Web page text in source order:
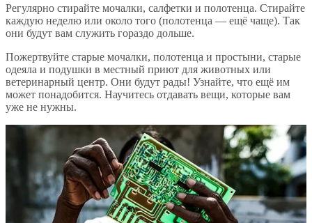
Регулярно стирайте мочалки, салфетки и полотенца. Стирайте
каждую неделю или около того (полотенца — ещё чаще). Так
они будут вам служить гораздо дольше.
Пожертвуйте старые мочалки, полотенца и простыни, старые
одеяла и подушки в местный приют для животных или
ветеринарный центр. Они будут рады! Узнайте, что ещё им
может понадобится. Научитесь отдавать вещи, которые вам
уже не нужны.